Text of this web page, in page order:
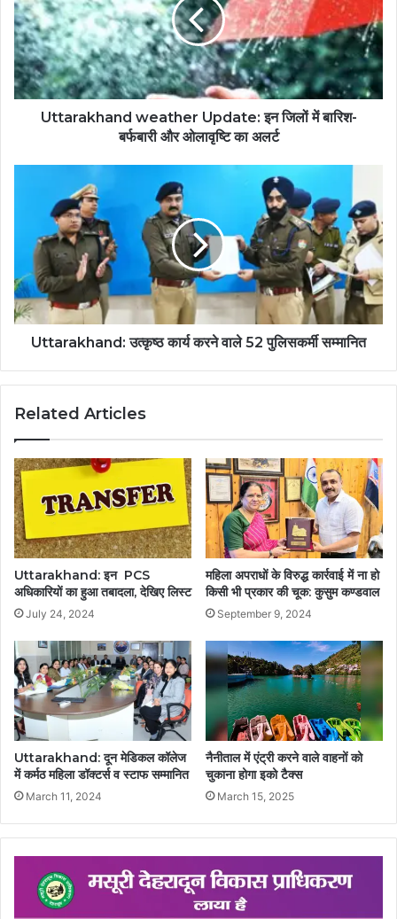
Uttarakhand weather Update: इन जिलों में बारिश-
बर्फबारी और ओलावृष्टि का अलर्ट
Uttarakhand: उत्कृष्ठ कार्य करने वाले 52 पुलिसकर्मी सम्मानित
Related Articles
Uttarakhand: इन PCS
अधिकारियों का हुआ तबादला, देखिए लिस्ट
July 24, 2024
महिला अपराधों के विरुद्ध कार्रवाई में ना हो
किसी भी प्रकार की चूक: कुसुम कण्डवाल
September 9, 2024
Uttarakhand: दून मेडिकल कॉलेज
में कर्मठ महिला डॉक्टर्स व स्टाफ सम्मानित
March 11, 2024
नैनीताल में एंट्री करने वाले वाहनों को
चुकाना होगा इको टैक्स
March 15, 2025